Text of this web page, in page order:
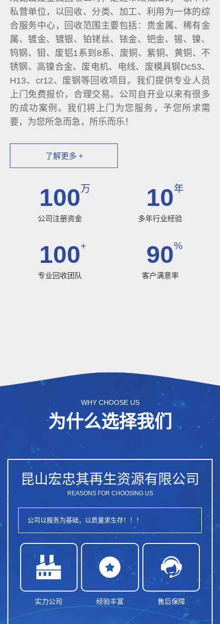
私营单位，以回收、分类、加工、利用为一体的综
合服务中心，回收范围主要包括：贵金属、稀有金
属、镀金、镀银、铂铑丝、铱金、钯金、锡、镍、
钨钢、钼、废铝1系到8系、废铜、紫铜、黄铜、不
锈钢、高镍合金、废电机、电线、废模具钢Dc53、
H13、cr12、废钢等回收项目。我们提供专业人员
上门免费报价，合理交易。公司自开业以来有很多
的成功案例。我们将上门为您服务，予您所求需
要，为您所急而急，所乐而乐！
了解更多 +
100万
公司注册资金
10年
多年行业经验
100+
专业回收团队
90%
客户满意率
WHY CHOOSE US
为什么选择我们
昆山宏忠其再生资源有限公司
REASONS FOR CHOOSING US
公司以服务为基础，以质量求生存！！！

实力公司

经验丰富

售后保障